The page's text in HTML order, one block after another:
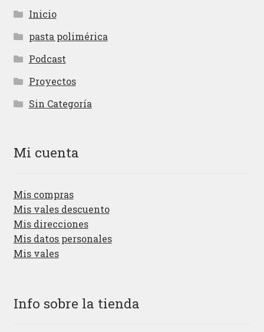
Inicio
pasta polimérica
Podcast
Proyectos
Sin Categoría
Mi cuenta
Mis compras
Mis vales descuento
Mis direcciones
Mis datos personales
Mis vales
Info sobre la tienda